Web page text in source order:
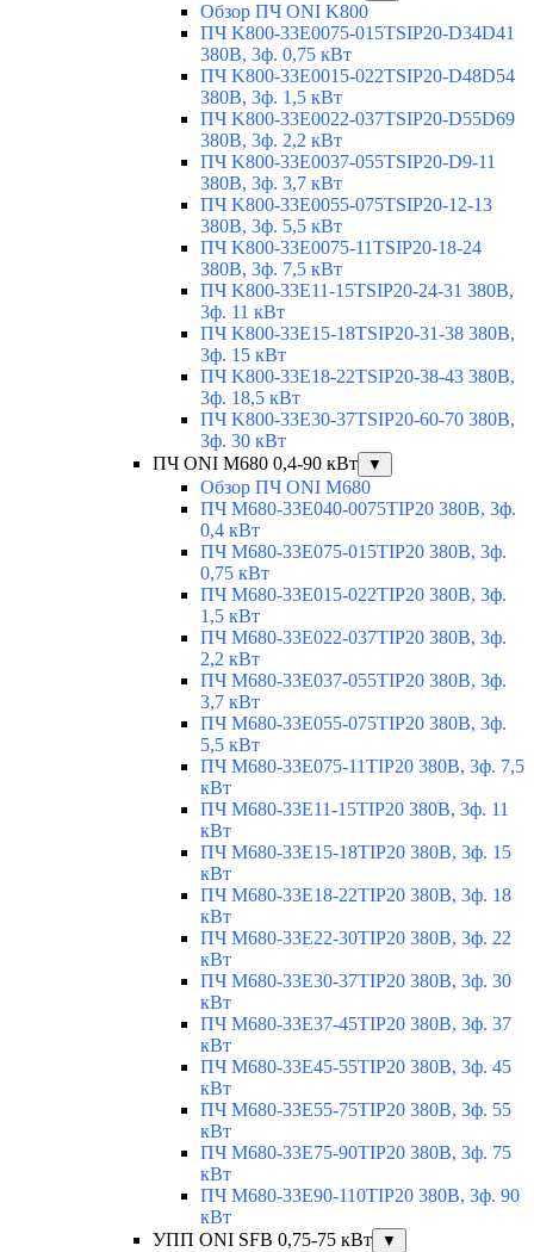
Обзор ПЧ ONI K800
ПЧ K800-33E0075-015TSIP20-D34D41
380В, 3ф. 0,75 кВт
ПЧ K800-33E0015-022TSIP20-D48D54
380В, 3ф. 1,5 кВт
ПЧ K800-33E0022-037TSIP20-D55D69
380В, 3ф. 2,2 кВт
ПЧ K800-33E0037-055TSIP20-D9-11
380В, 3ф. 3,7 кВт
ПЧ K800-33E0055-075TSIP20-12-13
380В, 3ф. 5,5 кВт
ПЧ K800-33E0075-11TSIP20-18-24
380В, 3ф. 7,5 кВт
ПЧ K800-33E11-15TSIP20-24-31 380В,
3ф. 11 кВт
ПЧ K800-33E15-18TSIP20-31-38 380В,
3ф. 15 кВт
ПЧ K800-33E18-22TSIP20-38-43 380В,
3ф. 18,5 кВт
ПЧ K800-33E30-37TSIP20-60-70 380В,
3ф. 30 кВт
ПЧ ONI M680 0,4-90 кВт
▼
Обзор ПЧ ONI M680
ПЧ M680-33E040-0075TIP20 380В, 3ф.
0,4 кВт
ПЧ M680-33E075-015TIP20 380В, 3ф.
0,75 кВт
ПЧ M680-33E015-022TIP20 380В, 3ф.
1,5 кВт
ПЧ M680-33E022-037TIP20 380В, 3ф.
2,2 кВт
ПЧ M680-33E037-055TIP20 380В, 3ф.
3,7 кВт
ПЧ M680-33E055-075TIP20 380В, 3ф.
5,5 кВт
ПЧ M680-33E075-11TIP20 380В, 3ф. 7,5
кВт
ПЧ M680-33E11-15TIP20 380В, 3ф. 11
кВт
ПЧ M680-33E15-18TIP20 380В, 3ф. 15
кВт
ПЧ M680-33E18-22TIP20 380В, 3ф. 18
кВт
ПЧ M680-33E22-30TIP20 380В, 3ф. 22
кВт
ПЧ M680-33E30-37TIP20 380В, 3ф. 30
кВт
ПЧ M680-33E37-45TIP20 380В, 3ф. 37
кВт
ПЧ M680-33E45-55TIP20 380В, 3ф. 45
кВт
ПЧ M680-33E55-75TIP20 380В, 3ф. 55
кВт
ПЧ M680-33E75-90TIP20 380В, 3ф. 75
кВт
ПЧ M680-33E90-110TIP20 380В, 3ф. 90
кВт
УПП ONI SFB 0,75-75 кВт
▼